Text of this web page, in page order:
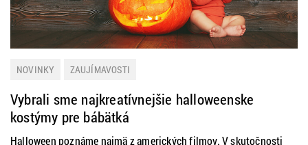
NOVINKY ZAUJÍMAVOSTI
Vybrali sme najkreatívnejšie halloweenske
kostýmy pre bábätká
Halloween poznáme najmä z amerických filmov. V skutočnosti